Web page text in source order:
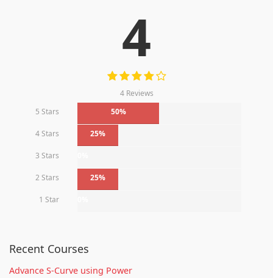
4
4 Reviews
5 Stars
50%
4 Stars 25%
3 Stars
2 Stars 25%
1 Star
Recent Courses
Advance S-Curve using Power